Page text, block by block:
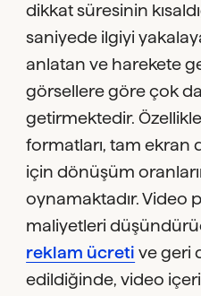
dikkat süresinin
saniyede ilgiyi
anlatan ve harekete
görsellere göre çok
getirmektedir.
formatları, tam ekran
için dönüşüm
oynamaktadır. Video
maliyetleri
reklam ücreti ve geri
edildiğinde, video